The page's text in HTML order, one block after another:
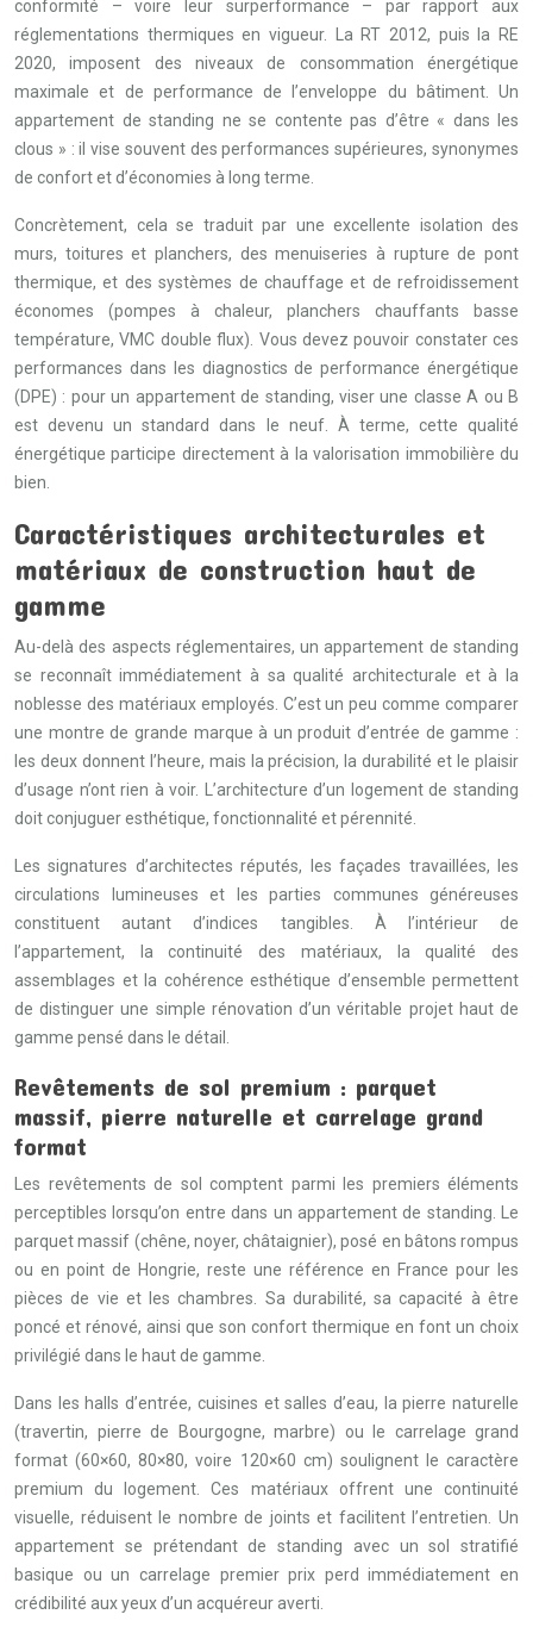
conformité – voire leur surperformance – par rapport aux
réglementations thermiques en vigueur. La RT 2012, puis la RE
2020, imposent des niveaux de consommation énergétique
maximale et de performance de l’enveloppe du bâtiment. Un
appartement de standing ne se contente pas d’être « dans les
clous » : il vise souvent des performances supérieures, synonymes
de confort et d’économies à long terme.
Concrètement, cela se traduit par une excellente isolation des
murs, toitures et planchers, des menuiseries à rupture de pont
thermique, et des systèmes de chauffage et de refroidissement
économes (pompes à chaleur, planchers chauffants basse
température, VMC double flux). Vous devez pouvoir constater ces
performances dans les diagnostics de performance énergétique
(DPE) : pour un appartement de standing, viser une classe A ou B
est devenu un standard dans le neuf. À terme, cette qualité
énergétique participe directement à la valorisation immobilière du
bien.
Caractéristiques architecturales et
matériaux de construction haut de
gamme
Au-delà des aspects réglementaires, un appartement de standing
se reconnaît immédiatement à sa qualité architecturale et à la
noblesse des matériaux employés. C’est un peu comme comparer
une montre de grande marque à un produit d’entrée de gamme :
les deux donnent l’heure, mais la précision, la durabilité et le plaisir
d’usage n’ont rien à voir. L’architecture d’un logement de standing
doit conjuguer esthétique, fonctionnalité et pérennité.
Les signatures d’architectes réputés, les façades travaillées, les
circulations lumineuses et les parties communes généreuses
constituent autant d’indices tangibles. À l’intérieur de
l’appartement, la continuité des matériaux, la qualité des
assemblages et la cohérence esthétique d’ensemble permettent
de distinguer une simple rénovation d’un véritable projet haut de
gamme pensé dans le détail.
Revêtements de sol premium : parquet
massif, pierre naturelle et carrelage grand
format
Les revêtements de sol comptent parmi les premiers éléments
perceptibles lorsqu’on entre dans un appartement de standing. Le
parquet massif (chêne, noyer, châtaignier), posé en bâtons rompus
ou en point de Hongrie, reste une référence en France pour les
pièces de vie et les chambres. Sa durabilité, sa capacité à être
poncé et rénové, ainsi que son confort thermique en font un choix
privilégié dans le haut de gamme.
Dans les halls d’entrée, cuisines et salles d’eau, la pierre naturelle
(travertin, pierre de Bourgogne, marbre) ou le carrelage grand
format (60×60, 80×80, voire 120×60 cm) soulignent le caractère
premium du logement. Ces matériaux offrent une continuité
visuelle, réduisent le nombre de joints et facilitent l’entretien. Un
appartement se prétendant de standing avec un sol stratifié
basique ou un carrelage premier prix perd immédiatement en
crédibilité aux yeux d’un acquéreur averti.